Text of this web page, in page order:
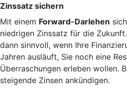
Zinssatz sichern
Mit einem Forward-Darlehen
niedrigen Zinssatz für die
dann sinnvoll, wenn Ihre
Jahren ausläuft, Sie noch eine
Überraschungen erleben wollen.
steigende Zinsen ankündigen.